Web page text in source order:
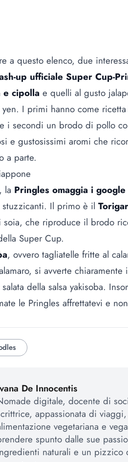
a questo elenco, due
up ufficiale Super Cup-
e cipolla e quelli al gusto
I primi hanno come
i secondi un brodo di pollo
e gustosissimi aromi che
a parte.
la Pringles omaggia i
Il primo è il
che riproduce il brodo
Super Cup.
, ovvero tagliatelle fritte al
si avverte
della salsa yakisoba.
le Pringles affrettatevi e
De Innocentis
digitale, docente di
appassionata di
vegetariana e
spunto dalle sue
naturali e un pizzico